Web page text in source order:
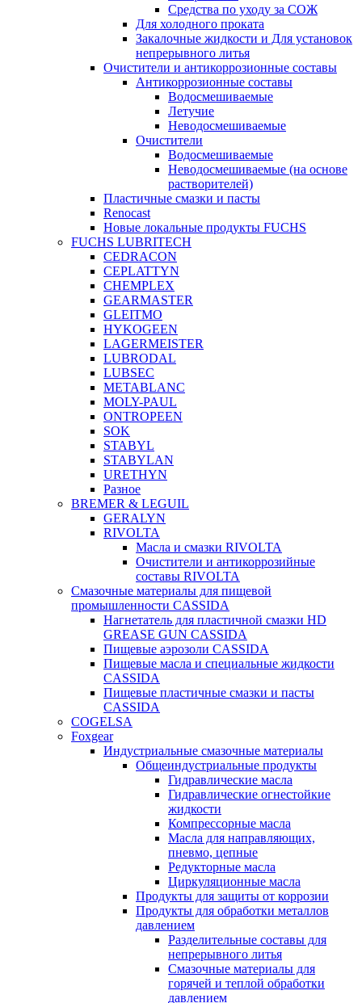
Средства по уходу за СОЖ
Для холодного проката
Закалочные жидкости и Для установок
непрерывного литья
Очистители и антикоррозионные составы
Антикоррозионные составы
Водосмешиваемые
Летучие
Неводосмешиваемые
Очистители
Водосмешиваемые
Неводосмешиваемые (на основе
растворителей)
Пластичные смазки и пасты
Renocast
Новые локальные продукты FUCHS
FUCHS LUBRITECH
CEDRACON
CEPLATTYN
CHEMPLEX
GEARMASTER
GLEITMO
HYKOGEEN
LAGERMEISTER
LUBRODAL
LUBSEC
METABLANC
MOLY-PAUL
ONTROPEEN
SOK
STABYL
STABYLAN
URETHYN
Разное
BREMER & LEGUIL
GERALYN
RIVOLTA
Масла и смазки RIVOLTA
Очистители и антикоррозийные
составы RIVOLTA
Смазочные материалы для пищевой
промышленности CASSIDA
Нагнетатель для пластичной смазки HD
GREASE GUN CASSIDA
Пищевые аэрозоли CASSIDA
Пищевые масла и специальные жидкости
CASSIDA
Пищевые пластичные смазки и пасты
CASSIDA
COGELSA
Foxgear
Индустриальные смазочные материалы
Общеиндустриальные продукты
Гидравлические масла
Гидравлические огнестойкие
жидкости
Компрессорные масла
Масла для направляющих,
пневмо, цепные
Редукторные масла
Циркуляционные масла
Продукты для защиты от коррозии
Продукты для обработки металлов
давлением
Разделительные составы для
непрерывного литья
Смазочные материалы для
горячей и теплой обработки
давлением